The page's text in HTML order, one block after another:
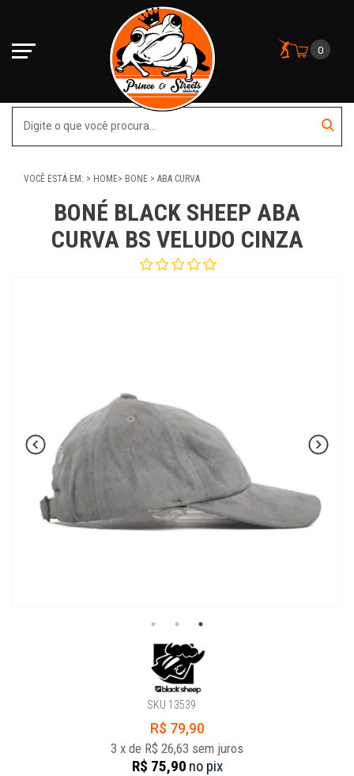
0
VOCÊ ESTÁ EM: HOME BONE ABA CURVA
BONÉ BLACK SHEEP ABA
CURVA BS VELUDO CINZA
SKU 13539
R$ 79,90
3 x de R$ 26,63 sem juros
R$ 75,90 no pix